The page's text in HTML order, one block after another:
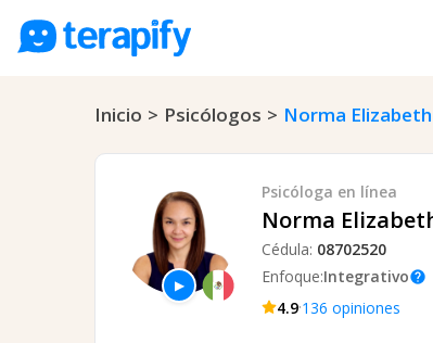
Preguntas frecuentes
Inicio > Psicólogos > Norma
▶
Psicóloga en línea
Norma
Cédula: 08702520
Enfoque:Integrativohelp
4.9·136 opiniones